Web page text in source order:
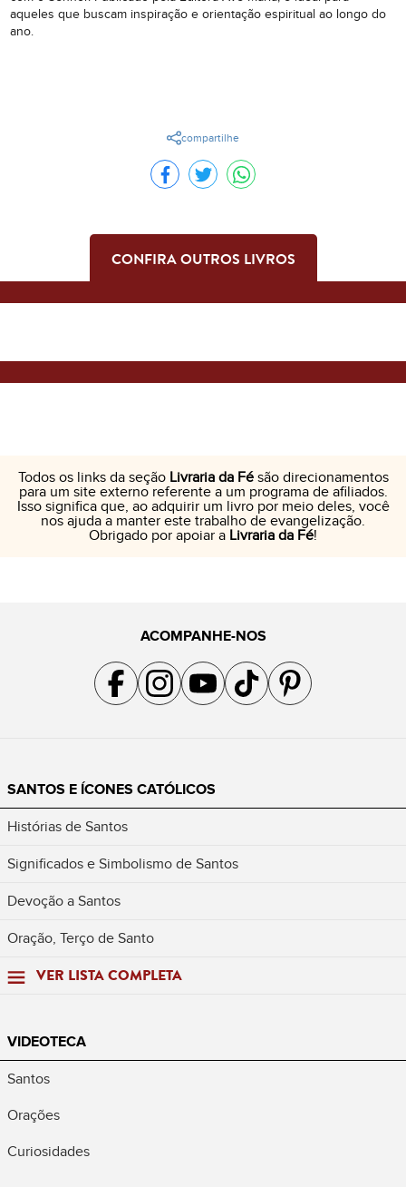
aqueles que buscam inspiração e orientação espiritual ao longo do
ano.
compartilhe
CONFIRA OUTROS LIVROS
Todos os links da seção Livraria da Fésão direcionamentos
para um site externo referente a um programa de afiliados.
Isso significa que, ao adquirir um livro por meio deles, você
nos ajuda a manter este trabalho de evangelização.
Obrigado por apoiar a Livraria da Fé!
ACOMPANHE-NOS
Acompanhe a gente no Facebook
Acompanhe a gente no Instagram
Acompanhe a gente no YouTube
Acompanhe a gente no TikTok
Acompanhe a gente no
SANTOS E ÍCONES CATÓLICOS
Histórias de Santos
Significados e Simbolismo de Santos
Devoção a Santos
Oração, Terço de Santo
VER LISTA COMPLETA
VIDEOTECA
Santos
Orações
Curiosidades